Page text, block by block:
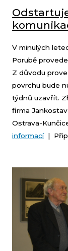
V minulých
Porubě
Z důvodu
povrchu bude
týdnů uzavřít.
firma Jankostav
Ostrava-
informací|